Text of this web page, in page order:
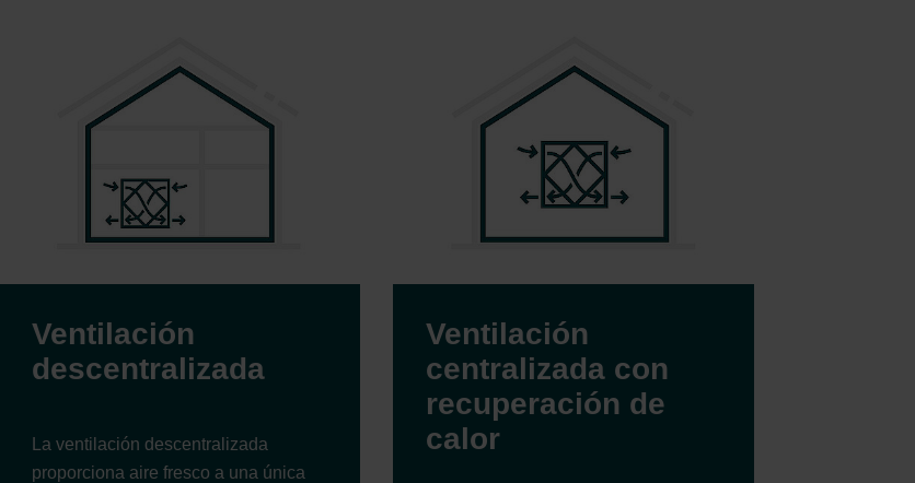
Ventilación
descentralizada
La ventilación descentralizada
proporciona aire fresco a una única
Ventilación
centralizada con
recuperación de
calor